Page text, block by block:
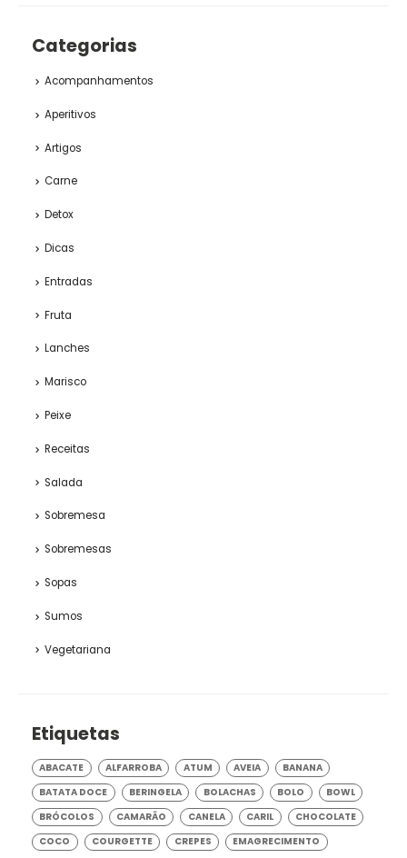
Categorias
Acompanhamentos
Aperitivos
Artigos
Carne
Detox
Dicas
Entradas
Fruta
Lanches
Marisco
Peixe
Receitas
Salada
Sobremesa
Sobremesas
Sopas
Sumos
Vegetariana
Etiquetas
ABACATE ALFARROBA ATUM AVEIA
BANANA
BATATA DOCE
BERINGELA BOLACHAS BOLO
BOWL
BRÓCOLOS
CAMARÃO CANELA CARIL
CHOCOLATE
COCO
COURGETTE CREPES
EMAGRECIMENTO